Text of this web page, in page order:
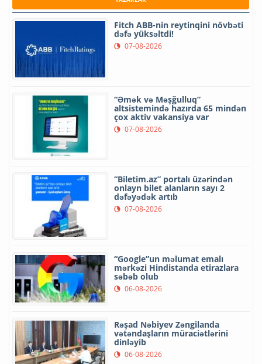
Fitch ABB-nin reytinqini növbəti
dəfə yüksəltdi!
07-08-2026
“Əmək və Məşğulluq”
altsistemində hazırda 65 mindən
çox aktiv vakansiya var
07-08-2026
“Biletim.az” portalı üzərindən
onlayn bilet alanların sayı 2
dəfəyədək artıb
07-08-2026
“Google”un məlumat emalı
mərkəzi Hindistanda etirazlara
səbəb olub
06-08-2026
Rəşad Nəbiyev Zəngilanda
vətəndaşların müraciətlərini
dinləyib
06-08-2026